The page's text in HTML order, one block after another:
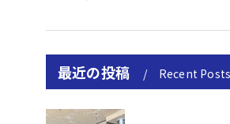
最近の投稿 Recent Posts